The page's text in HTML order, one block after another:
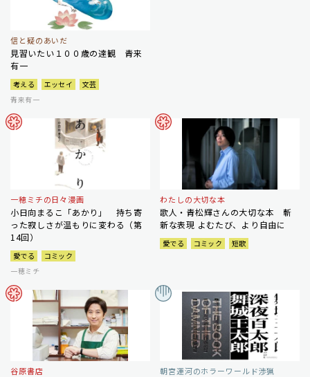
信と疑のあいだ
見習いたい１００歳の達観 青来
有一
考える エッセイ
文芸
青来有一
一穂ミチの日々漫画
小日向まるこ「あかり」 持ち寄
った寂しさが温もりに変わる（第
14回）
愛でる
コミック
一穂ミチ
わたしの大切な本
歌人・青松輝さんの大切な本 斬
新な表現 よむたび、より自由に
愛でる コミック 短歌
谷原書店 朝宮運河のホラーワールド渉猟